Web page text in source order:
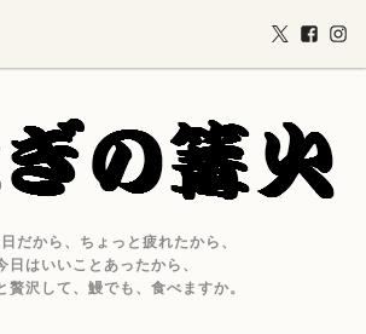
だから、ちょっと疲れたから、
日はいいことあったから、
贅沢して、鰻でも、食べますか。